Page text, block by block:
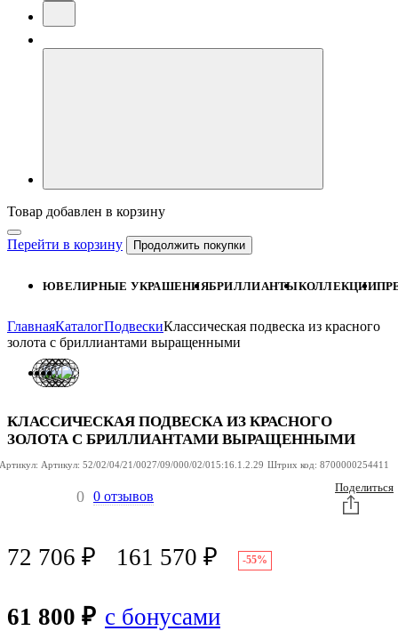
Товар добавлен в корзину
Перейти в корзину Продолжить покупки
ЮВЕЛИРНЫЕ УКРАШЕНИЯБРИЛЛИАНТЫКОЛЛЕКЦИИ
ГлавнаяКаталогПодвескиКлассическая подвеска из красного
золота с бриллиантами выращенными
КЛАССИЧЕСКАЯ ПОДВЕСКА ИЗ КРАСНОГО
ЗОЛОТА С БРИЛЛИАНТАМИ ВЫРАЩЕННЫМИ
Артикул: Артикул: 52/02/04/21/0027/09/000/02/015:16.1.2.29 Штрих код: 8700000254411
0 0 отзывов
Поделиться
72 706 ₽ 161 570 ₽ -55%
61 800 ₽ с бонусами